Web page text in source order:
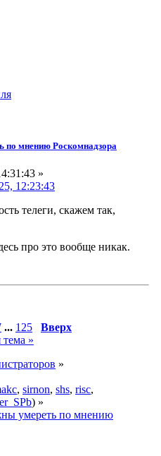
мнению Роскомнадзора
»
12:23:43
телеги, скажем так,
про это вообще никак.
... 125
Вверх
»
»
, sirnon, shs, risc,
) »
умереть по мнению